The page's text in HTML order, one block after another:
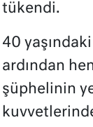
tükendi.
40
ardından
şüphelinin